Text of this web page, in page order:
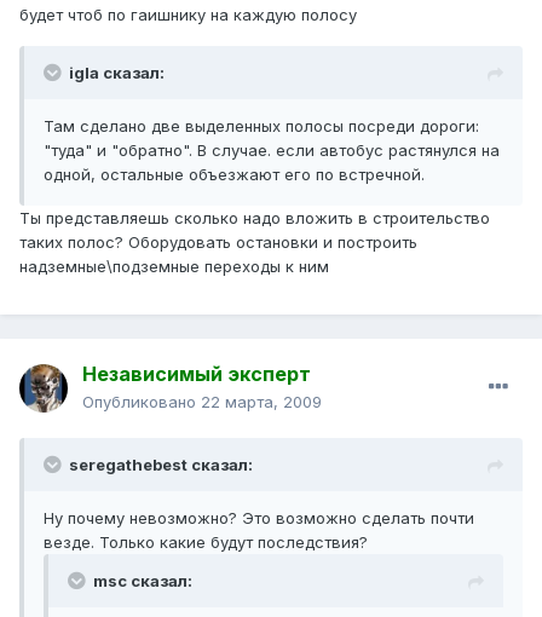
будет чтоб по гаишнику на каждую полосу
igla сказал:
Там сделано две выделенных полосы посреди дороги:
"туда" и "обратно". В случае. если автобус растянулся на
одной, остальные объезжают его по встречной.
Ты представляешь сколько надо вложить в строительство
таких полос? Оборудовать остановки и построить
надземные\подземные переходы к ним
Независимый эксперт
Опубликовано 22 марта, 2009
seregathebest сказал:
Ну почему невозможно? Это возможно сделать почти
везде. Только какие будут последствия?
msc сказал: